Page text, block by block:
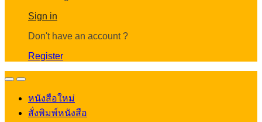
Sign in
Don't have an account ?
Register
OpenClose
หนังสือใหม่
สั่งพิมพ์หนังสือ